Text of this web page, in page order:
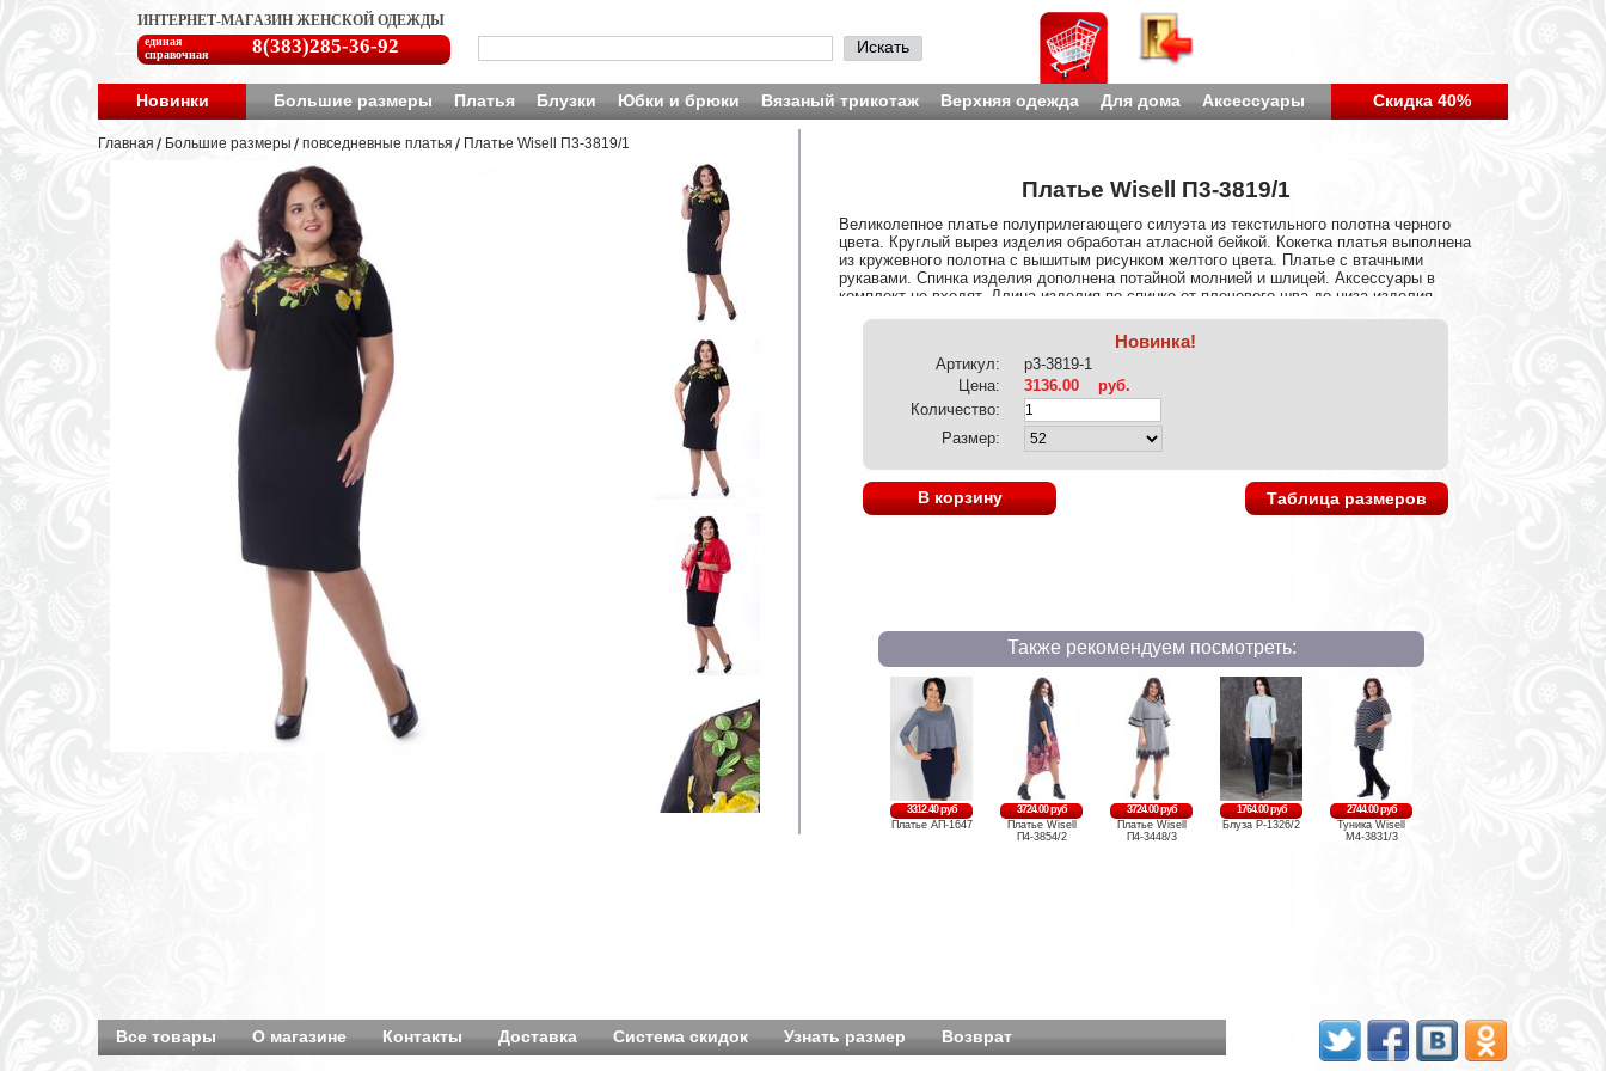
ИНТЕРНЕТ-МАГАЗИН ЖЕНСКОЙ ОДЕЖДЫ
единая
справочная
8(383)285-36-92 Искать
Новинки Большие размеры Платья Блузки Юбки и брюки Вязаный трикотаж Верхняя одежда Для дома Аксессуары Скидка 40%
Главная Большие размеры повседневные платья Платье Wisell П3-3819/1
Платье Wisell П3-3819/1
Великолепное платье полуприлегающего силуэта из текстильного полотна черного
цвета. Круглый вырез изделия обработан атласной бейкой. Кокетка платья выполнена
из кружевного полотна с вышитым рисунком желтого цвета. Платье с втачными
рукавами. Спинка изделия дополнена потайной молнией и шлицей. Аксессуары в
комплект не входят. Длина изделия по спинке от плечевого шва до низа изделия —
Новинка!
Артикул:
p3-3819-1
Цена:
3136.00
руб.
Количество:
Размер:
В корзину Таблица размеров
Также рекомендуем посмотреть:
3312.40 руб
Платье АП-1647
3724.00 руб
Платье Wisell
П4-3854/2
3724.00 руб
Платье Wisell
П4-3448/3
1764.00 руб
Блуза Р-1326/2
2744.00 руб
Туника Wisell
М4-3831/3
Все товары О магазине Контакты Доставка Система скидок Узнать размер Возврат